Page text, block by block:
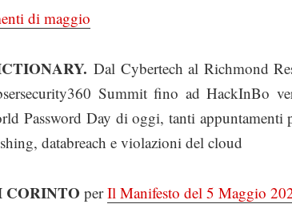
di maggio
Dal Cybertech al Richmond
Summit fino ad HackInBo
Password Day di oggi, tanti appuntamenti
databreach e violazioni del cloud
CORINTO perIl Manifesto del 5 Maggio